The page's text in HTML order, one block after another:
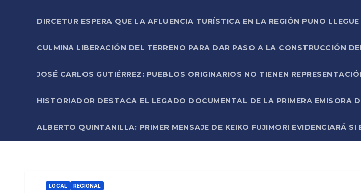
DIRCETUR ESPERA QUE LA AFLUENCIA TURÍSTICA EN LA REGIÓN PUNO
CULMINA LIBERACIÓN DEL TERRENO PARA DAR PASO A LA CONSTRUCCIÓN
JOSÉ CARLOS GUTIÉRREZ: PUEBLOS ORIGINARIOS NO TIENEN
HISTORIADOR DESTACA EL LEGADO DOCUMENTAL DE LA PRIMERA EMISORA
ALBERTO QUINTANILLA: PRIMER MENSAJE DE KEIKO FUJIMORI EVIDENCIARÁ
LOCAL REGIONAL